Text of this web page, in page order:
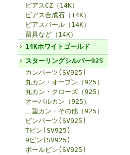
ピアスCZ（14K）
ピアス合成石（14K）
ピアスパール（14K）
留具など（14K）
14Kホワイトゴールド
スターリングシルバー925
カンパーツ(SV925)
丸カン・オープン（925）
丸カン・クローズ（925）
オーバルカン（925）
二重カン・その他（925）
ピンパーツ(SV925)
Tピン(SV925)
9ピン(SV925)
ボールピン(SV925)